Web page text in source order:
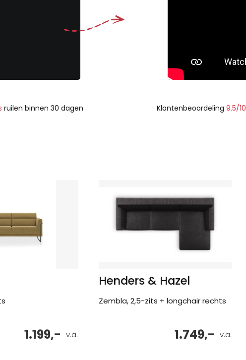
ruilen binnen 30 dagen Klantenbeoordeling 9.5/10
v.a.
1.199,-
Henders & Hazel
Zembla, 2,5-zits + longchair rechts
v.a.
1.749,-